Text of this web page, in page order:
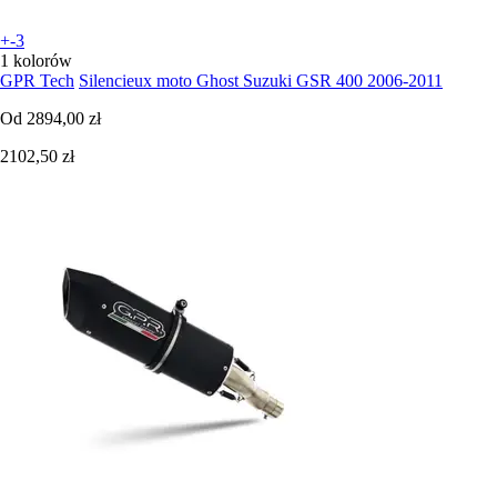
+-3
1 kolorów
GPR Tech Silencieux moto Ghost Suzuki GSR 400 2006-2011
Od 2894,00 zł
2102,50 zł